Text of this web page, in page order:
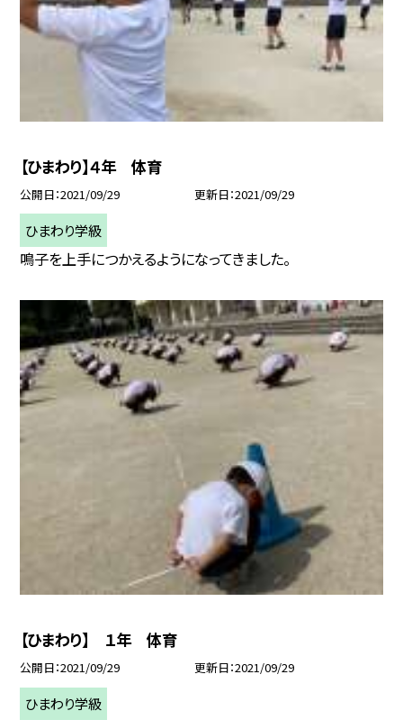
【ひまわり】４年 体育
公開日 2021/09/29 更新日 2021/09/29
ひまわり学級
鳴子を上手につかえるようになってきました。
【ひまわり】 １年 体育
公開日 2021/09/29 更新日 2021/09/29
ひまわり学級